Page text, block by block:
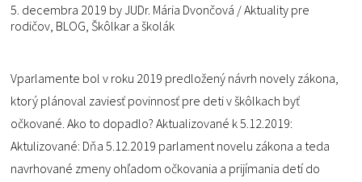
5. decembra 2019 byJUDr. Mária Dvončová /Aktuality pre
rodičov, BLOG, Škôlkar a školák
Vparlamente bol v roku 2019 predložený návrh novely zákona,
ktorý plánoval zaviesť povinnosť pre deti v škôlkach byť
očkované. Ako to dopadlo? Aktualizované k 5.12.2019:
Aktulizované: Dňa 5.12.2019 parlament novelu zákona a teda
navrhované zmeny ohľadom očkovania a prijímania detí do